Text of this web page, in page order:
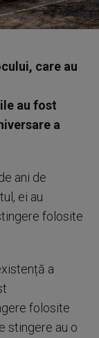
care au
au fost
a
ani de
ei au
folosite
a
folosite
stingere au o